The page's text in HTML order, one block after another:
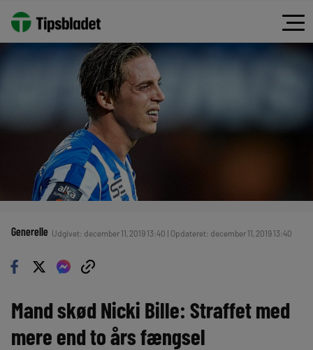
Generelle Udgivet: december 11, 2019 13:40 | Opdateret: december 11, 2019 13:40
Mand skød Nicki Bille: Straffet med
mere end to års fængsel